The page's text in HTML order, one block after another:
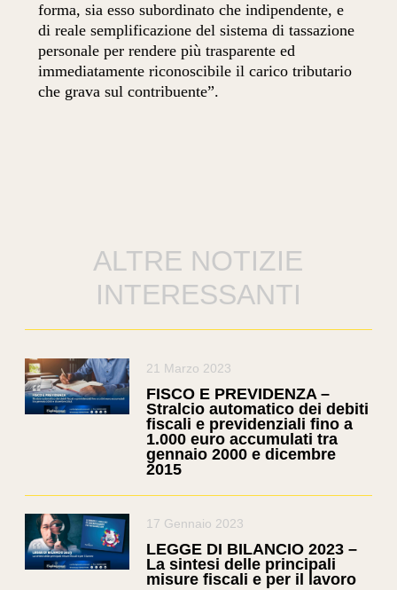
forma, sia esso subordinato che indipendente, e
di reale semplificazione del sistema di tassazione
personale per rendere più trasparente ed
immediatamente riconoscibile il carico tributario
che grava sul contribuente”.
ALTRE NOTIZIE
INTERESSANTI
21 Marzo 2023
FISCO E PREVIDENZA –
Stralcio automatico dei debiti
fiscali e previdenziali fino a
1.000 euro accumulati tra
gennaio 2000 e dicembre
2015
17 Gennaio 2023
LEGGE DI BILANCIO 2023 –
La sintesi delle principali
misure fiscali e per il lavoro